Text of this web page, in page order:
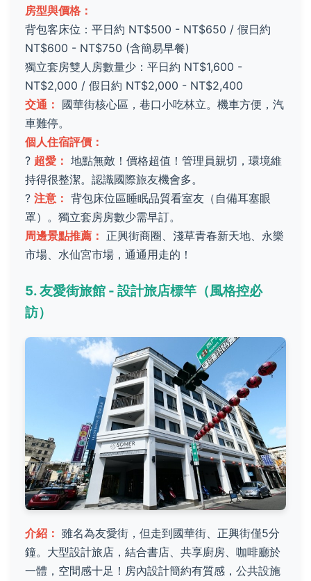
房型與價格：
背包客床位：平日約 NT$500 - NT$650 / 假日約
NT$600 - NT$750 (含簡易早餐)
獨立套房雙人房數量少：平日約 NT$1,600 -
NT$2,000 / 假日約 NT$2,000 - NT$2,400
交通： 國華街核心區，巷口小吃林立。機車方便，汽
車難停。
個人住宿評價：
? 超愛： 地點無敵！價格超值！管理員親切，環境維
持得很整潔。認識國際旅友機會多。
? 注意： 背包床位區睡眠品質看室友（自備耳塞眼
罩）。獨立套房房數少需早訂。
周邊景點推薦： 正興街商圈、淺草青春新天地、永樂
市場、水仙宮市場，通通用走的！
5. 友愛街旅館 - 設計旅店標竿（風格控必
訪）
介紹： 雖名為友愛街，但走到國華街、正興街僅5分
鐘。大型設計旅店，結合書店、共享廚房、咖啡廳於
一體，空間感十足！房內設計簡約有質感，公共設施